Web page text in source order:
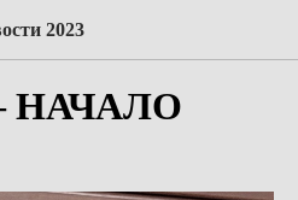
2023